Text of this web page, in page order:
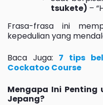
tsukete) –
Frasa-frasa ini
kepedulian yang
Baca Juga: 7 tips
Cockatoo Course
Mengapa Ini Penting
Jepang?